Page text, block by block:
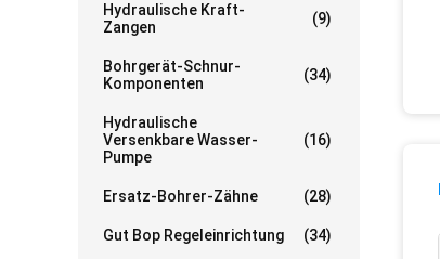
Hydraulische Kraft-
Zangen
(9)
Bohrgerät-Schnur-
Komponenten
(34)
Hydraulische
Versenkbare Wasser-
Pumpe
(16)
Ersatz-Bohrer-Zähne (28)
Gut Bop Regeleinrichtung (34)